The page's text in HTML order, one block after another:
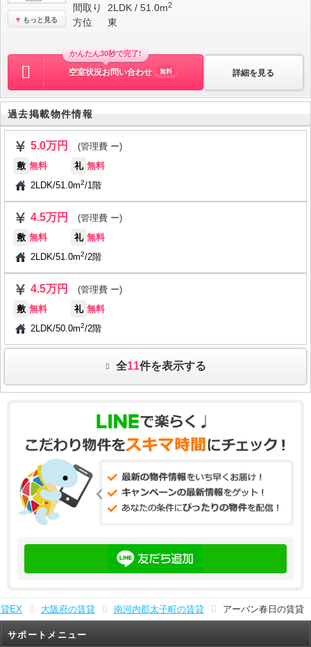
もっと見る
間取り
2LDK / 51.0m2
方位 東
詳細を見る
かんたん30秒で完了!
空室状況お問い合わせ 無料
過去掲載物件情報
5.0万円
(管理費 ー)
敷 無料 礼 無料
2LDK/51.0m2/1階
4.5万円
(管理費 ー)
敷 無料 礼 無料
2LDK/51.0m2/2階
4.5万円
(管理費 ー)
敷 無料 礼 無料
2LDK/50.0m2/2階
全11件を表示する
EX 大阪府の賃貸 南河内郡太子町の賃貸 アーバン春日の賃貸
サポートメニュー